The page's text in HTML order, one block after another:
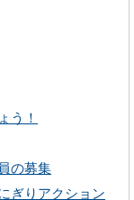
う！
の募集
ぎりアクション